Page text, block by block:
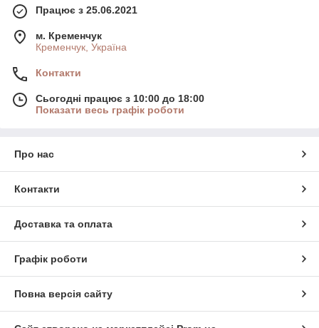
Працює з 25.06.2021
м. Кременчук
Кременчук, Україна
Контакти
Сьогодні працює з 10:00 до 18:00
Показати весь графік роботи
Про нас
Контакти
Доставка та оплата
Графік роботи
Повна версія сайту